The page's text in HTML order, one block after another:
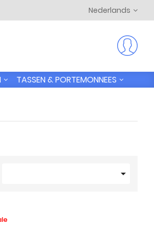
Nederlands
TASSEN & PORTEMONNEES
